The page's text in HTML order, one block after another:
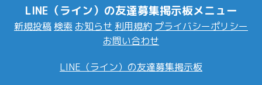
LINE（ライン）の友達募集掲示板メニュー
新規投稿 検索 お知らせ 利用規約 プライバシーポリシー
お問い合わせ
LINE（ライン）の友達募集掲示板